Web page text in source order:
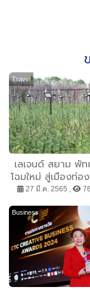
Travel
เลเจนด์ สยาม พั
โฉมใหม่ สู่เมืองท่อ
มหัศจรรย์ “เที่ยวส
สมอง ท่องตะลุยไ
เมษาฮาเฮ ทุ่มจัดค
เปิดมิติใหม่ “เมื
มหัศจรรย์” พืชสีเ
อารยะสยา
27 มี.ค. 2565 ,
Business